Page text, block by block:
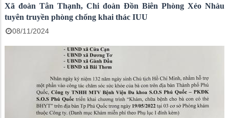
Xã đoàn Tân Thạnh, Chi đoàn Đồn Biên Phòng Xẻo Nhàu
tuyên truyền phòng chống khai thác IUU
08/11/2024